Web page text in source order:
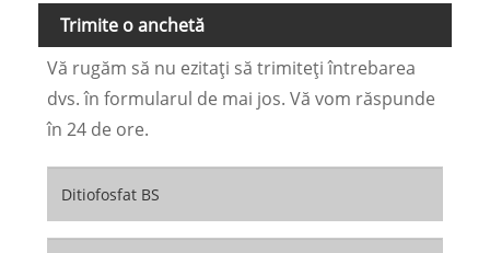
Trimite o anchetă
Vă rugăm să nu ezitați să trimiteți întrebarea
dvs. în formularul de mai jos. Vă vom răspunde
în 24 de ore.